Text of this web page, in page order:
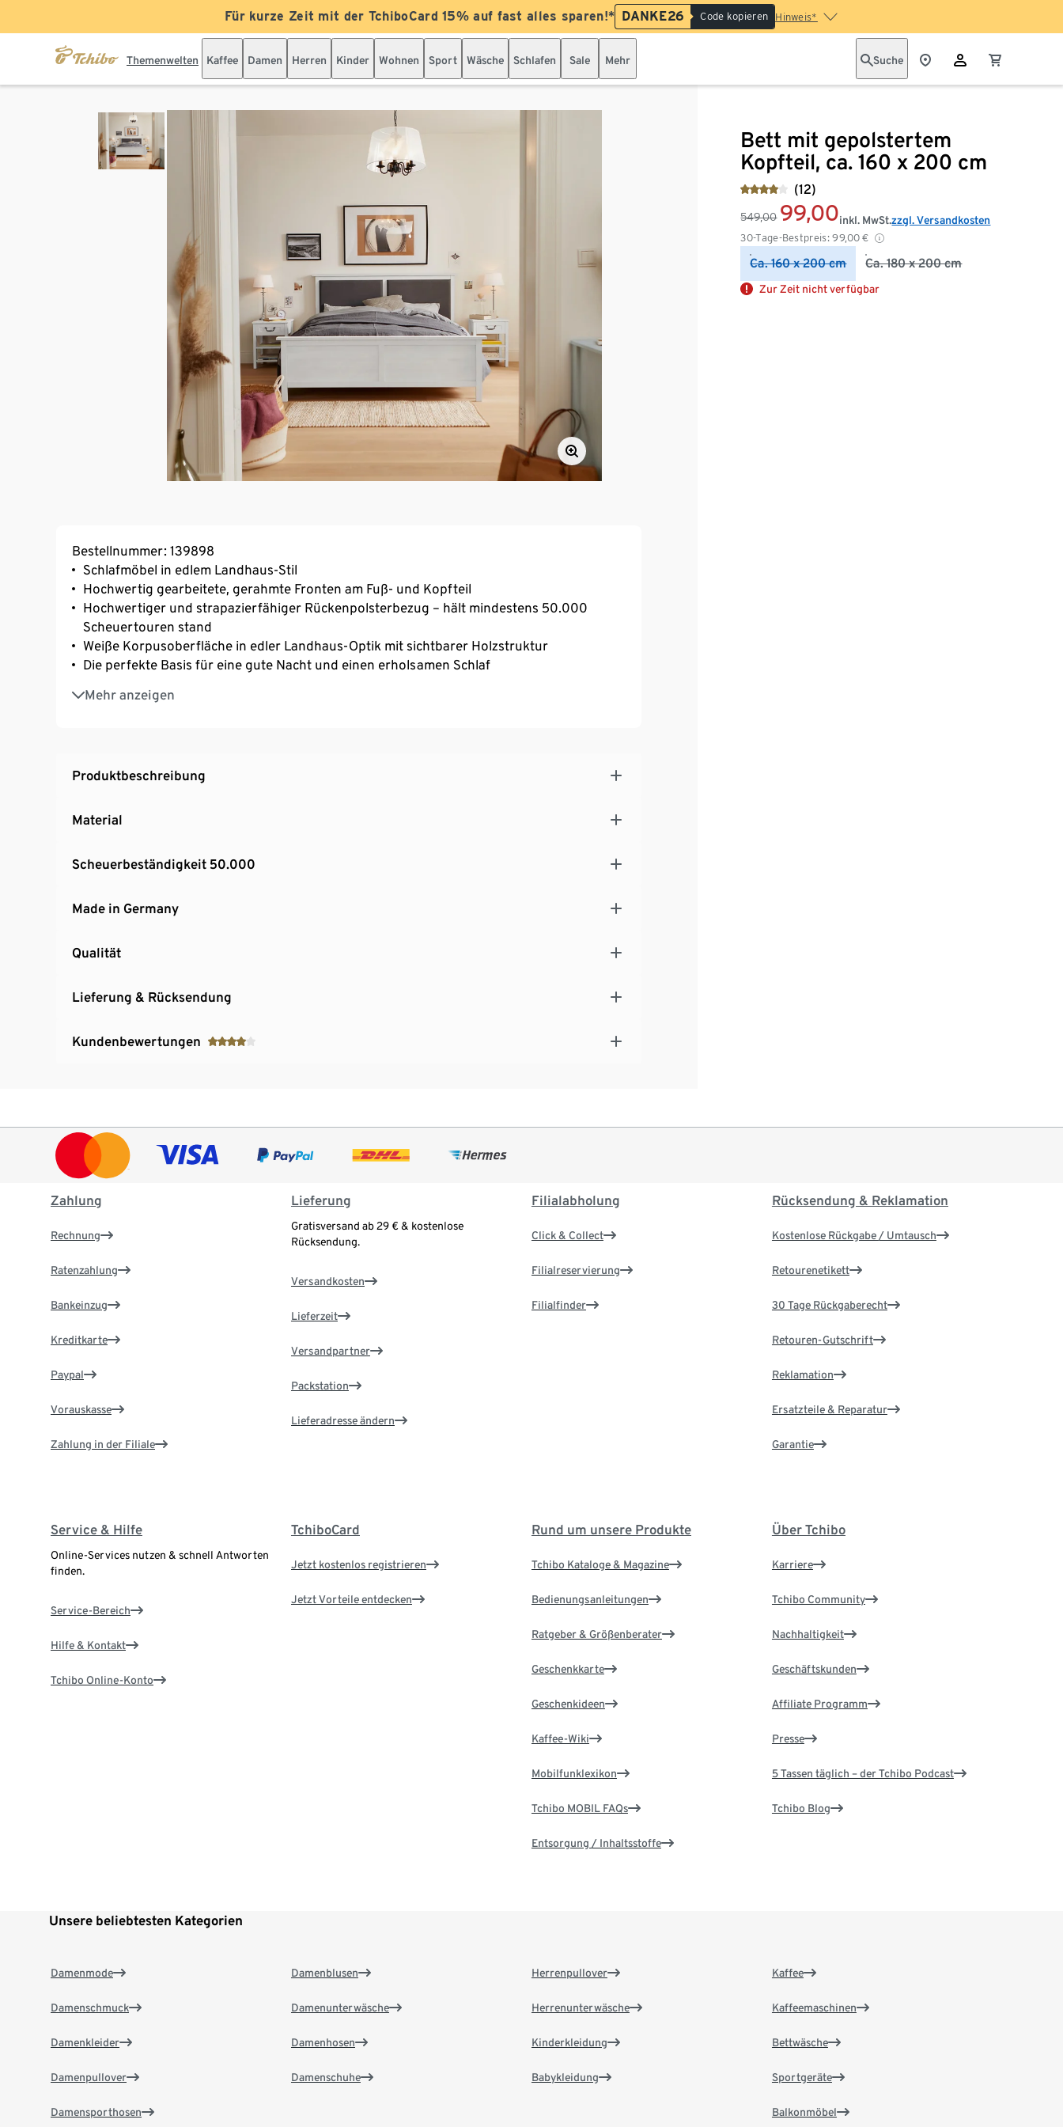
Für kurze Zeit mit der TchiboCard 15% auf fast alles sparen!* DANKE26 Code kopieren Hinweis*
Themenwelten Kaffee Damen Herren Kinder Wohnen Sport Wäsche Schlafen Sale Mehr Suche
Bett mit gepolstertem
Kopfteil, ca. 160 x 200 cm
(12)
549,00 99,00
30-Tage-Bestpreis: 99,00 €
inkl. MwSt.zzgl. Versandkosten
Ca. 160 x 200 cm Ca. 180 x 200 cm
Zur Zeit nicht verfügbar
Bestellnummer: 139898
Schlafmöbel in edlem Landhaus-Stil
Hochwertig gearbeitete, gerahmte Fronten am Fuß- und Kopfteil
Hochwertiger und strapazierfähiger Rückenpolsterbezug – hält mindestens 50.000
Scheuertouren stand
Weiße Korpusoberfläche in edler Landhaus-Optik mit sichtbarer Holzstruktur
Die perfekte Basis für eine gute Nacht und einen erholsamen Schlaf
Mehr anzeigen
Klassische Stollenbauweise
Zeitloses Design – fügt sich harmonisch in jede Einrichtung ein
Produktbeschreibung
Material
Scheuerbeständigkeit 50.000
Made in Germany
Qualität
Lieferung & Rücksendung
Kundenbewertungen
Zahlung
Rechnung
Ratenzahlung
Bankeinzug
Kreditkarte
Paypal
Vorauskasse
Zahlung in der Filiale
Lieferung
Gratisversand ab 29 € & kostenlose
Rücksendung.
Versandkosten
Lieferzeit
Versandpartner
Packstation
Lieferadresse ändern
Filialabholung
Click & Collect
Filialreservierung
Filialfinder
Rücksendung & Reklamation
Kostenlose Rückgabe / Umtausch
Retourenetikett
30 Tage Rückgaberecht
Retouren-Gutschrift
Reklamation
Ersatzteile & Reparatur
Garantie
Service & Hilfe
Online-Services nutzen & schnell Antworten
finden.
Service-Bereich
Hilfe & Kontakt
Tchibo Online-Konto
TchiboCard
Jetzt kostenlos registrieren
Jetzt Vorteile entdecken
Rund um unsere Produkte
Tchibo Kataloge & Magazine
Bedienungsanleitungen
Ratgeber & Größenberater
Geschenkkarte
Geschenkideen
Kaffee-Wiki
Mobilfunklexikon
Tchibo MOBIL FAQs
Entsorgung / Inhaltsstoffe
Über Tchibo
Karriere
Tchibo Community
Nachhaltigkeit
Geschäftskunden
Affiliate Programm
Presse
5 Tassen täglich – der Tchibo Podcast
Tchibo Blog
Unsere beliebtesten Kategorien
Damenmode
Damenschmuck
Damenkleider
Damenpullover
Damensporthosen
Damenblusen
Damenunterwäsche
Damenhosen
Damenschuhe
Herrenpullover
Herrenunterwäsche
Kinderkleidung
Babykleidung
Kaffee
Kaffeemaschinen
Bettwäsche
Sportgeräte
Balkonmöbel